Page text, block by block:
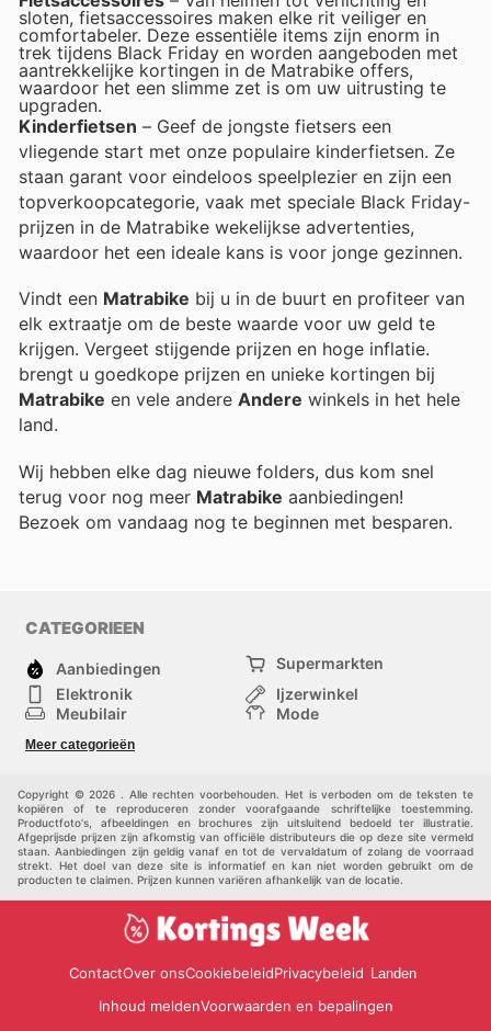
sloten, fietsaccessoires maken elke rit veiliger en
comfortabeler. Deze essentiële items zijn enorm in
trek tijdens Black Friday en worden aangeboden met
aantrekkelijke kortingen in de Matrabike offers,
waardoor het een slimme zet is om uw uitrusting te
upgraden.
Kinderfietsen – Geef de jongste fietsers een
vliegende start met onze populaire kinderfietsen. Ze
staan garant voor eindeloos speelplezier en zijn een
topverkoopcategorie, vaak met speciale Black Friday-
prijzen in de Matrabike wekelijkse advertenties,
waardoor het een ideale kans is voor jonge gezinnen.
Vindt een Matrabike bij u in de buurt en profiteer van
elk extraatje om de beste waarde voor uw geld te
krijgen. Vergeet stijgende prijzen en hoge inflatie.
brengt u goedkope prijzen en unieke kortingen bij
Matrabike en vele andere Andere winkels in het hele
land.
Wij hebben elke dag nieuwe folders, dus kom snel
terug voor nog meer Matrabike aanbiedingen!
Bezoek om vandaag nog te beginnen met besparen.
CATEGORIEEN
Aanbiedingen
Supermarkten
Elektronik
Ijzerwinkel
Meubilair
Mode
Schoonheid
Meer categorieën
Copyright © 2026 . Alle rechten voorbehouden. Het is verboden om de teksten te
kopiëren of te reproduceren zonder voorafgaande schriftelijke toestemming.
Productfoto's, afbeeldingen en brochures zijn uitsluitend bedoeld ter illustratie.
Afgeprijsde prijzen zijn afkomstig van officiële distributeurs die op deze site vermeld
staan. Aanbiedingen zijn geldig vanaf en tot de vervaldatum of zolang de voorraad
strekt. Het doel van deze site is informatief en kan niet worden gebruikt om de
producten te claimen. Prijzen kunnen variëren afhankelijk van de locatie.
ContactOver onsCookiebeleidPrivacybeleid Landen
Inhoud meldenVoorwaarden en bepalingen